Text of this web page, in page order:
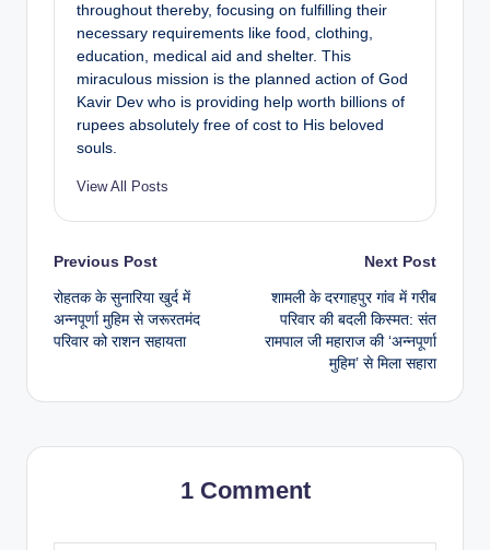
throughout thereby, focusing on fulfilling their
necessary requirements like food, clothing,
education, medical aid and shelter. This
miraculous mission is the planned action of God
Kavir Dev who is providing help worth billions of
rupees absolutely free of cost to His beloved
souls.
View All Posts
Previous Post
रोहतक के सुनारिया खुर्द में
अन्नपूर्णा मुहिम से जरूरतमंद
परिवार को राशन सहायता
Next Post
शामली के दरगाहपुर गांव में गरीब
परिवार की बदली किस्मत: संत
रामपाल जी महाराज की ‘अन्नपूर्णा
मुहिम’ से मिला सहारा
1 Comment